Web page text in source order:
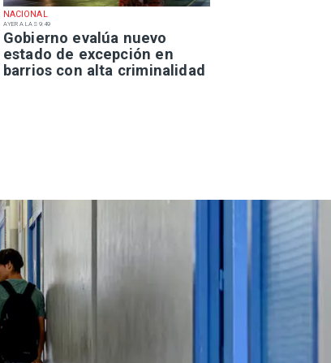
NACIONAL
AYER A LAS 9:49
Gobierno evalúa nuevo
estado de excepción en
barrios con alta criminalidad